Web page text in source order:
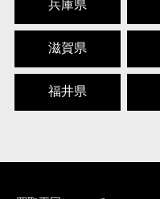
兵庫県
滋賀県
福井県